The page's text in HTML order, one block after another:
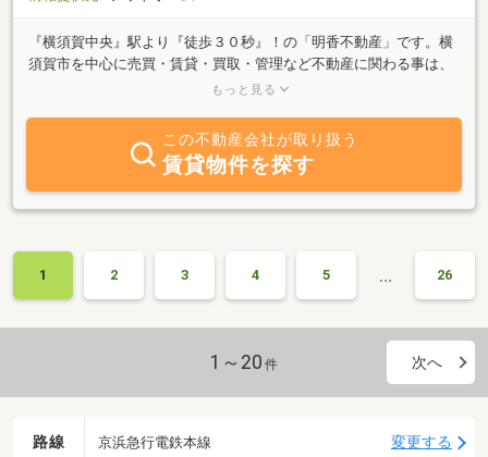
『横須賀中央』駅より『徒歩３０秒』！の「明香不動産」です。横
須賀市を中心に売買・賃貸・買取・管理など不動産に関わる事は、
お気軽にご相談下さい。また事業用物件（売買および賃貸）も多く
売却査定無料です。（おおまかな価格をご希望の場合、即日お答え
致しますので、お気軽にお問い合わせ下さい）※売買・賃貸両面か
らアドバイス致します。
もっと見る
この不動産会社が取り扱う
賃貸物件を探す
1 2 3 4 5 … 26
1～20 件 次へ
路線 京浜急行電鉄本線 変更する